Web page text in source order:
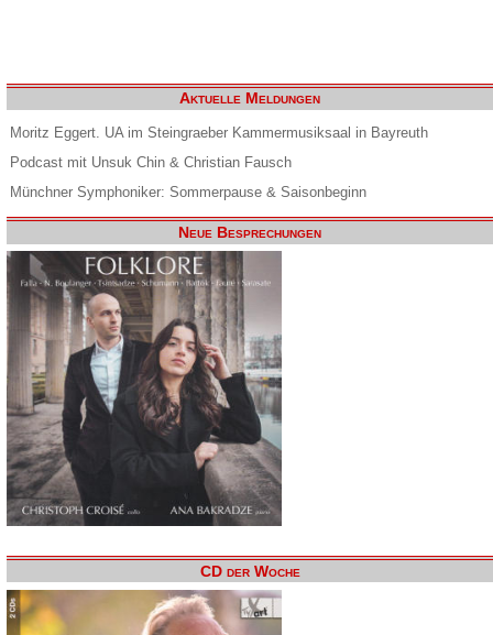
Aktuelle Meldungen
Moritz Eggert. UA im Steingraeber Kammermusiksaal in Bayreuth
Podcast mit Unsuk Chin & Christian Fausch
Münchner Symphoniker: Sommerpause & Saisonbeginn
Neue Besprechungen
CD der Woche